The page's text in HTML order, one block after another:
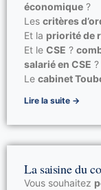
économique ?
Les critères
Et la priorité de
Et le CSE ?
salarié en CSE ?
Le cabinet
Lire la suite →
La saisine du
Vous souhaitez